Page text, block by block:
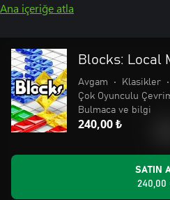
Ana içeriğe atla
Blocks: Local
Avgam • Klasikler
•
Çok Oyunculu
Bulmaca ve bilgi
240,00 ₺
SATIN
240,00